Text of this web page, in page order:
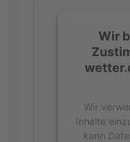
Wir
Wir
Inhalte
kann